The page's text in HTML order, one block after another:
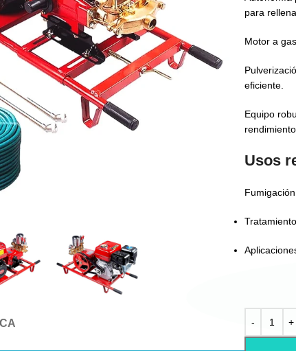
para
Motor a
eficiente.
Equipo
rendimiento.
Usos